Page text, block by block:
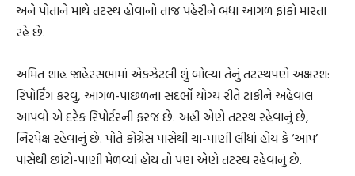
અને પોતાને માથે તટસ્થ હોવાનો તાજ પહેરીને બધા આગળ ફાંકો મારતા
રહે છે.
અમિત શાહ જાહેરસભામાં એકઝેટલી શું બોલ્યા તેનું તટસ્થપણે અક્ષરશ:
રિપોર્ટિંગ કરવું, આગળ-પાછળના સંદર્ભો યોગ્ય રીતે ટાંકીને અહેવાલ
આપવો એ દરેક રિપોર્ટરની ફરજ છે. અહીં એણે તટસ્થ રહેવાનું છે,
નિરપેક્ષ રહેવાનું છે. પોતે કોંગ્રેસ પાસેથી ચા-પાણી લીધાં હોય કે ‘આપ’
પાસેથી છાંટો-પાણી મેળવ્યાં હોય તો પણ એણે તટસ્થ રહેવાનું છે.